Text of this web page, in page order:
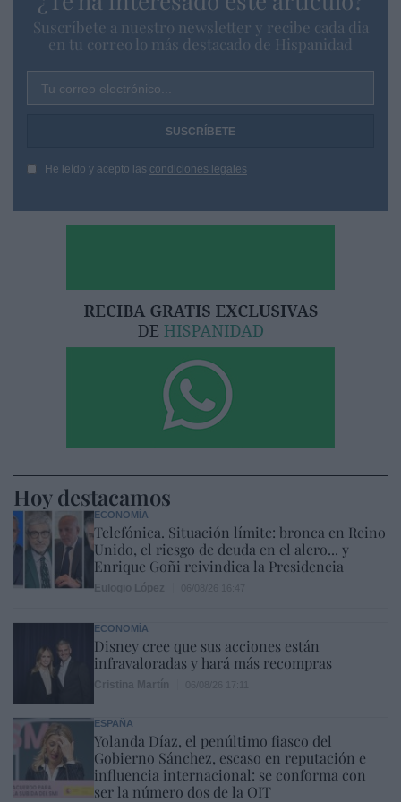
Suscríbete a nuestro newsletter y recibe cada dia
en tu correo lo más destacado de Hispanidad
Tu correo electrónico...
He leído y acepto las condiciones legales
Hoy destacamos
ECONOMÍA
Telefónica. Situación límite: bronca en Reino
Unido, el riesgo de deuda en el alero... y
Enrique Goñi reivindica la Presidencia
ECONOMÍA
Disney cree que sus acciones están
infravaloradas y hará más recompras
ESPAÑA
Yolanda Díaz, el penúltimo fiasco del
Gobierno Sánchez, escaso en reputación e
influencia internacional: se conforma con
ser la número dos de la OIT